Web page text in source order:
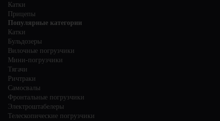
Катки
Прицепы
Популярные категории
Катки
Бульдозеры
Вилочные погрузчики
Мини-погрузчики
Тягачи
Ричтраки
Самосвалы
Фронтальные погрузчики
Электроштабелеры
Телескопические погрузчики